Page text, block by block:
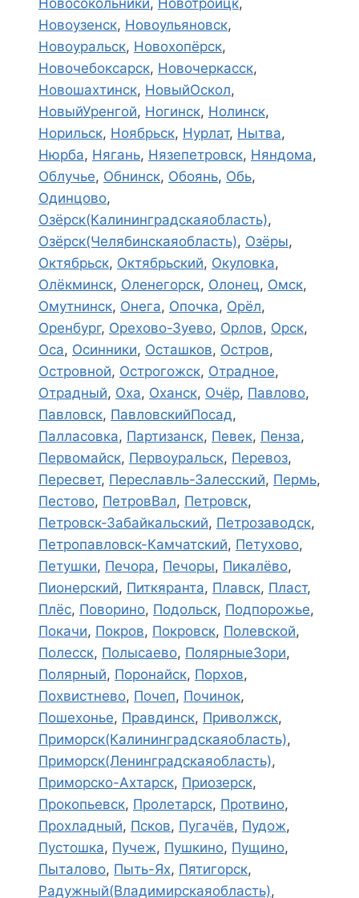
Новосокольники, Новотроицк,
Новоузенск, Новоульяновск,
Новоуральск, Новохопёрск,
Новочебоксарск, Новочеркасск,
Новошахтинск, НовыйОскол,
НовыйУренгой, Ногинск, Нолинск,
Норильск, Ноябрьск, Нурлат, Нытва,
Нюрба, Нягань, Нязепетровск, Няндома,
Облучье, Обнинск, Обоянь, Обь,
Одинцово,
Озёрск(Калининградскаяобласть),
Озёрск(Челябинскаяобласть), Озёры,
Октябрьск, Октябрьский, Окуловка,
Олёкминск, Оленегорск, Олонец, Омск,
Омутнинск, Онега, Опочка, Орёл,
Оренбург, Орехово-Зуево, Орлов, Орск,
Оса, Осинники, Осташков, Остров,
Островной, Острогожск, Отрадное,
Отрадный, Оха, Оханск, Очёр, Павлово,
Павловск, ПавловскийПосад,
Палласовка, Партизанск, Певек, Пенза,
Первомайск, Первоуральск, Перевоз,
Пересвет, Переславль-Залесский, Пермь,
Пестово, ПетровВал, Петровск,
Петровск-Забайкальский, Петрозаводск,
Петропавловск-Камчатский, Петухово,
Петушки, Печора, Печоры, Пикалёво,
Пионерский, Питкяранта, Плавск, Пласт,
Плёс, Поворино, Подольск, Подпорожье,
Покачи, Покров, Покровск, Полевской,
Полесск, Полысаево, ПолярныеЗори,
Полярный, Поронайск, Порхов,
Похвистнево, Почеп, Починок,
Пошехонье, Правдинск, Приволжск,
Приморск(Калининградскаяобласть),
Приморск(Ленинградскаяобласть),
Приморско-Ахтарск, Приозерск,
Прокопьевск, Пролетарск, Протвино,
Прохладный, Псков, Пугачёв, Пудож,
Пустошка, Пучеж, Пушкино, Пущино,
Пыталово, Пыть-Ях, Пятигорск,
Радужный(Владимирскаяобласть),